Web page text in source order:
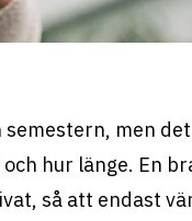
men
hur länge. En
så att endast